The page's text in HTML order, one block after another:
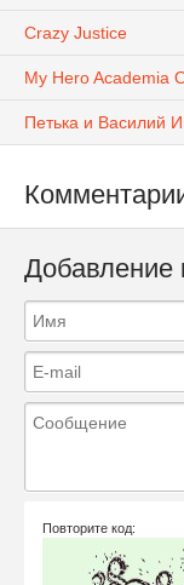
Crazy Justice
My Hero Academia
Петька и Василий
Добавление
Повторите код: